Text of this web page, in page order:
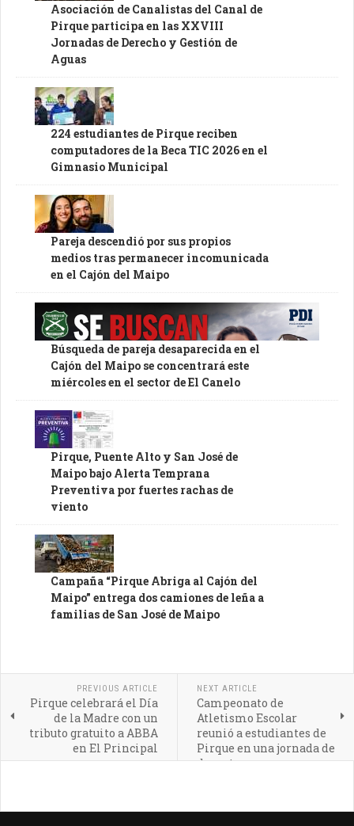
Asociación de Canalistas del Canal de
Pirque participa en las XXVIII
Jornadas de Derecho y Gestión de
Aguas
224 estudiantes de Pirque reciben
computadores de la Beca TIC 2026 en el
Gimnasio Municipal
Pareja descendió por sus propios
medios tras permanecer incomunicada
en el Cajón del Maipo
Búsqueda de pareja desaparecida en el
Cajón del Maipo se concentrará este
miércoles en el sector de El Canelo
Pirque, Puente Alto y San José de
Maipo bajo Alerta Temprana
Preventiva por fuertes rachas de
viento
Campaña “Pirque Abriga al Cajón del
Maipo” entrega dos camiones de leña a
familias de San José de Maipo
PREVIOUS ARTICLE
Pirque celebrará el Día
de la Madre con un
tributo gratuito a ABBA
en El Principal
NEXT ARTICLE
Campeonato de
Atletismo Escolar
reunió a estudiantes de
Pirque en una jornada de
deporte y sana